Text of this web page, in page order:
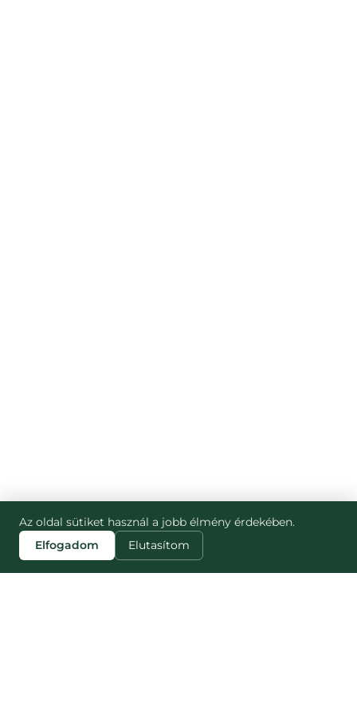
Az oldal sütiket használ a jobb élmény érdekében.
Elfogadom
Elutasítom